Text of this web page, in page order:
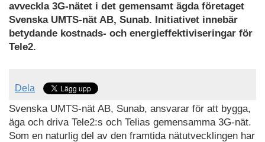
avveckla 3G-nätet i det gemensamt ägda företaget
Svenska UMTS-nät AB, Sunab. Initiativet innebär
betydande kostnads- och energieffektiviseringar för
Tele2.
Dela
Svenska UMTS-nät AB, Sunab, ansvarar för att bygga,
äga och driva Tele2:s och Telias gemensamma 3G-nät.
Som en naturlig del av den framtida nätutvecklingen har